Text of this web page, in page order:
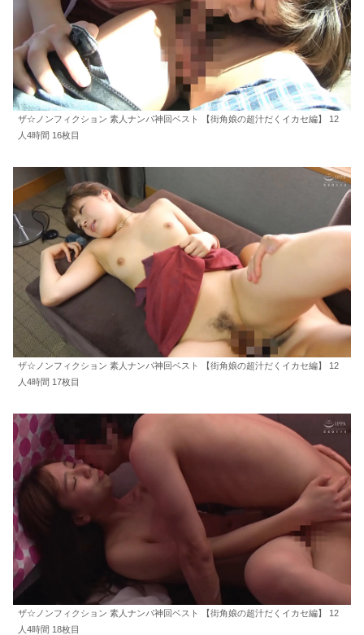
ザ☆ノンフィクション 素人ナンパ神回ベスト 【街角娘の超汁だくイカセ編】 12
人4時間 16枚目
ザ☆ノンフィクション 素人ナンパ神回ベスト 【街角娘の超汁だくイカセ編】 12
人4時間 17枚目
ザ☆ノンフィクション 素人ナンパ神回ベスト 【街角娘の超汁だくイカセ編】 12
人4時間 18枚目